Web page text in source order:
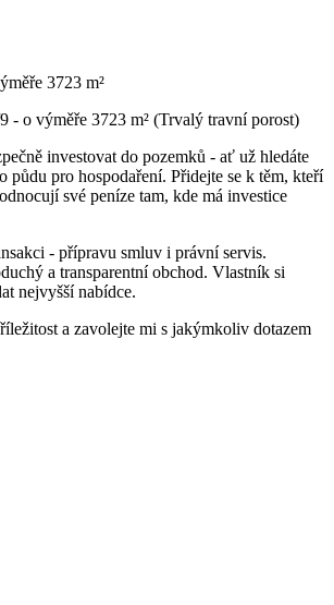
3723 m²
- o výměře 3723 m² (Trvalý travní porost)
investovat do pozemků - ať už hledáte
půdu pro hospodaření. Přidejte se k těm, kteří
své peníze tam, kde má investice
- přípravu smluv i právní servis.
a transparentní obchod. Vlastník si
nejvyšší nabídce.
a zavolejte mi s jakýmkoliv dotazem